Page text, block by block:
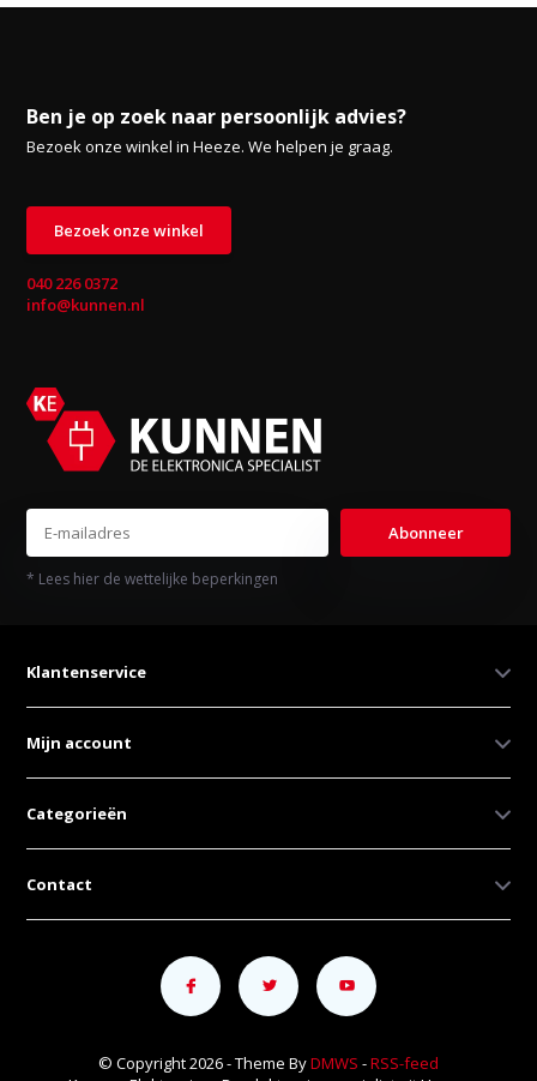
Ben je op zoek naar persoonlijk advies?
Bezoek onze winkel in Heeze. We helpen je graag.
Bezoek onze winkel
040 226 0372
info@kunnen.nl
Abonneer
* Lees hier de wettelijke beperkingen
Klantenservice
Mijn account
Categorieën
Contact
© Copyright 2026 - Theme ByDMWS -RSS-feed